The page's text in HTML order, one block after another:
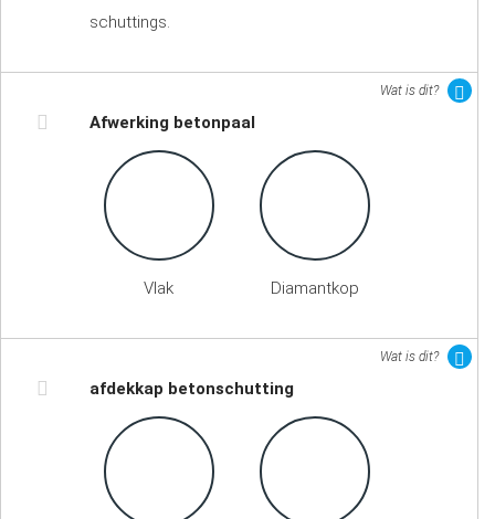
schuttings.
Wat is dit?
Afwerking betonpaal
Vlak Diamantkop
Wat is dit?
afdekkap betonschutting